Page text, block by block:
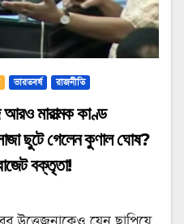
ভারতবর্ষ রাজনীতি
মারাত্মক কাণ্ড
ছুটে গেলেন কুণাল ঘোষ?
বক্তৃতা!